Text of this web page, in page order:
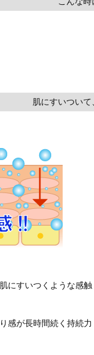
肌にすいつい
にすいつくような感触
感が長時間続く持続力